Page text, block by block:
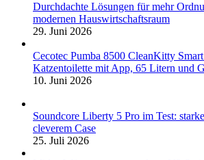
Durchdachte Lösungen für mehr
modernen Hauswirtschaftsraum
29. Juni 2026
Cecotec Pumba 8500 CleanKitty
Katzentoilette mit App, 65 Litern und
10. Juni 2026
Soundcore Liberty 5 Pro im Test:
cleverem Case
25. Juli 2026